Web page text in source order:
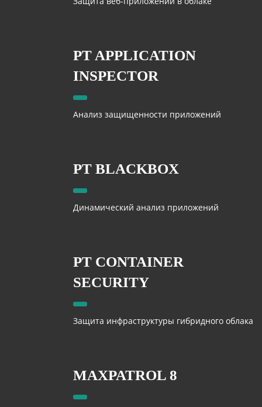
PT APPLICATION
INSPECTOR
Анализ защищенности приложений
PT BLACKBOX
Динамический анализ приложений
PT CONTAINER
SECURITY
Защита инфраструктуры гибридного облака
MAXPATROL 8